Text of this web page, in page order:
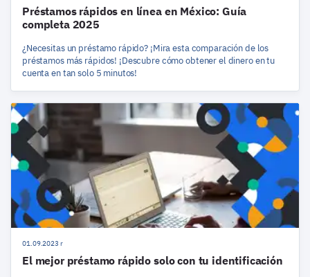
Préstamos rápidos en línea en México: Guía
completa 2025
¿Necesitas un préstamo rápido? ¡Mira esta comparación de los
préstamos más rápidos! ¡Descubre cómo obtener el dinero en tu
cuenta en tan solo 5 minutos!
01.09.2023 r
El mejor préstamo rápido solo con tu identificación